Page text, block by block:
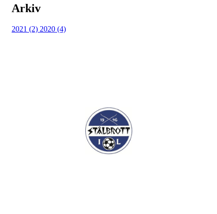
Arkiv
2021 (2) 2020 (4)